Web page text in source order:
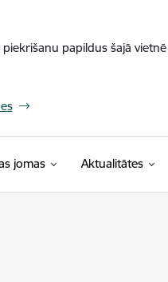
papildus šajā
jomas Aktualitātes